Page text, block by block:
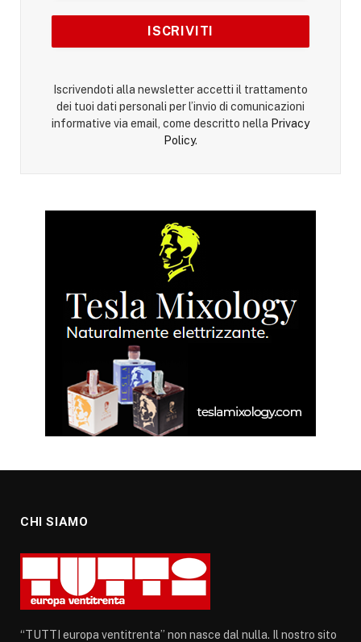
Iscrivendoti alla newsletter accetti il trattamento
dei tuoi dati personali per l’invio di comunicazioni
informative via email, come descritto nella Privacy
Policy.
CHI SIAMO
“TUTTI europa ventitrenta” non nasce dal nulla. Il nostro sito